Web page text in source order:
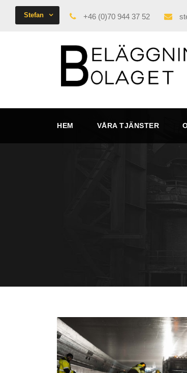
Stefan +46 (0)70 944 37 52
HEM VÅRA TJÄNSTER